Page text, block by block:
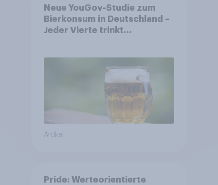
Neue YouGov-Studie zum
Bierkonsum in Deutschland –
Jeder Vierte trinkt
wächst um über 23 Prozent
Artikel
Pride: Werteorientierte